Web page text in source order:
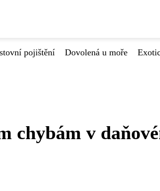
pojištění Dovolená u moře
chybám v